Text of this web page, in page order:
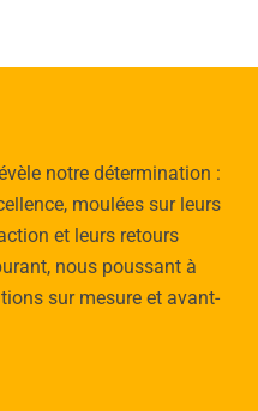
notre détermination :
moulées sur leurs
et leurs retours
nous poussant à
sur mesure et avant-